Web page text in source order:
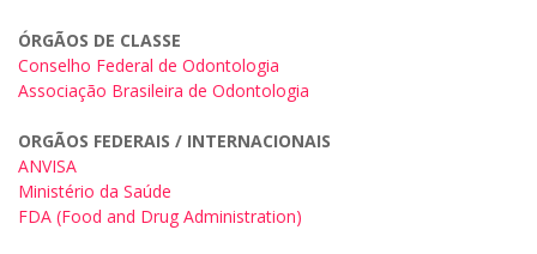
ÓRGÃOS DE CLASSE
Conselho Federal de Odontologia
Associação Brasileira de Odontologia
ORGÃOS FEDERAIS / INTERNACIONAIS
ANVISA
Ministério da Saúde
FDA (Food and Drug Administration)